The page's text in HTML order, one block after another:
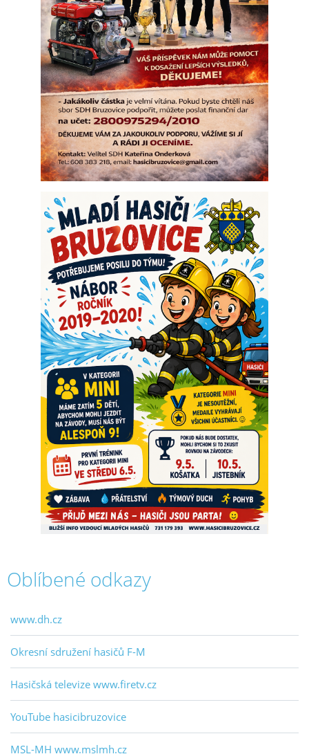
Oblíbené odkazy
www.dh.cz
Okresní sdružení hasičů F-M
Hasičská televize www.firetv.cz
YouTube hasicibruzovice
MSL-MH www.mslmh.cz